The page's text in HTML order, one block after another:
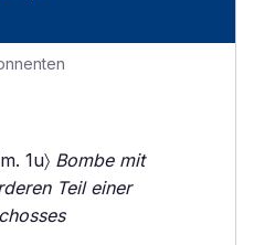
1u〉 Bombe mit
Teil einer